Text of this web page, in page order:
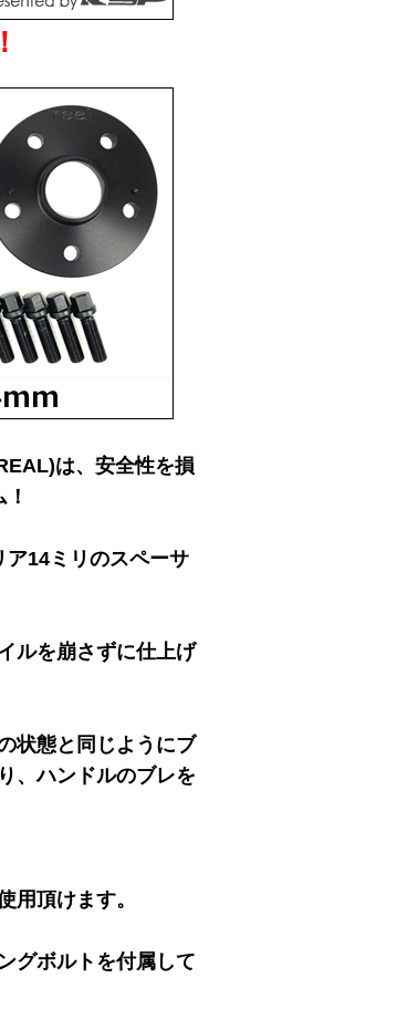
は、安全性を損
14ミリのスペーサ
ルを崩さずに仕上げ
状態と同じようにブ
、ハンドルのブレを
用頂けます。
グボルトを付属して